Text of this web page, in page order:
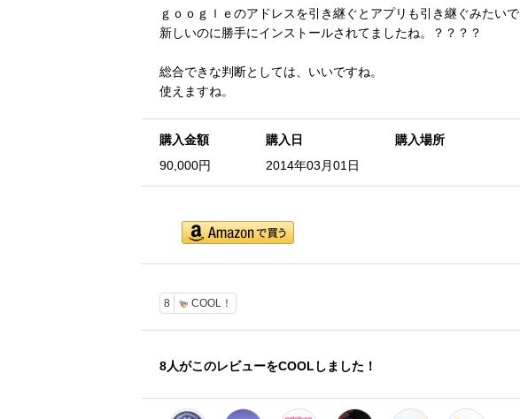
ｇｏｏｇｌｅのアドレスを引き継ぐとアプリも引き継ぐみたいで
新しいのに勝手にインストールされてましたね。？？？？
総合できな判断としては、いいですね。
使えますね。
購入金額
90,000円
購入日
2014年03月01日
購入場所
8 COOL！
8人がこのレビューをCOOLしました！